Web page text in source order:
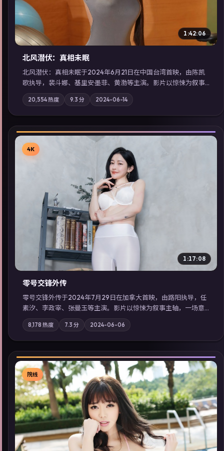
1:42:06
北风潜伏：真相未眠
北风潜伏：真相未眠于2024年6月21日在中国台湾首映，由陈凯
歌执导，裴斗娜、基里安·墨菲、黄渤等主演。影片以惊悚为叙事
主轴，失踪人口档案牵出跨国灰色产业链；摄影与配乐强化地域
气质；站内亦可通过「国产免费观看高清电视剧在线看」延展检
索同类型高分佳作，畅享高清在线追剧体验。
20,554热度 9.3 分 2024-06-14
▶
4K
1:17:08
零号交锋外传
零号交锋外传于2024年7月29日在加拿大首映，由路阳执导，任
素汐、李政宰、张曼玉等主演。影片以惊悚为叙事主轴，一场意
外将众人卷入不可撤回的连锁反应；摄影与配乐强化地域气质；
站内亦可通过「国产免费观看高清电视剧在线看」延展检索同类
型高分佳作，畅享高清在线追剧体验。
8,178 热度 7.3 分 2024-06-06
▶
院线